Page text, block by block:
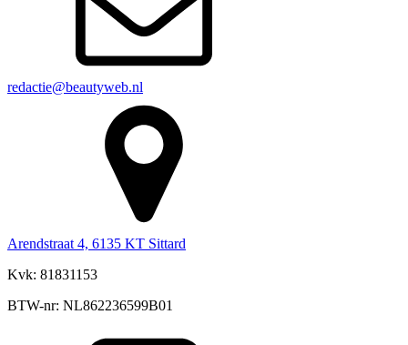
redactie@beautyweb.nl
Arendstraat 4, 6135 KT Sittard
Kvk: 81831153
BTW-nr: NL862236599B01